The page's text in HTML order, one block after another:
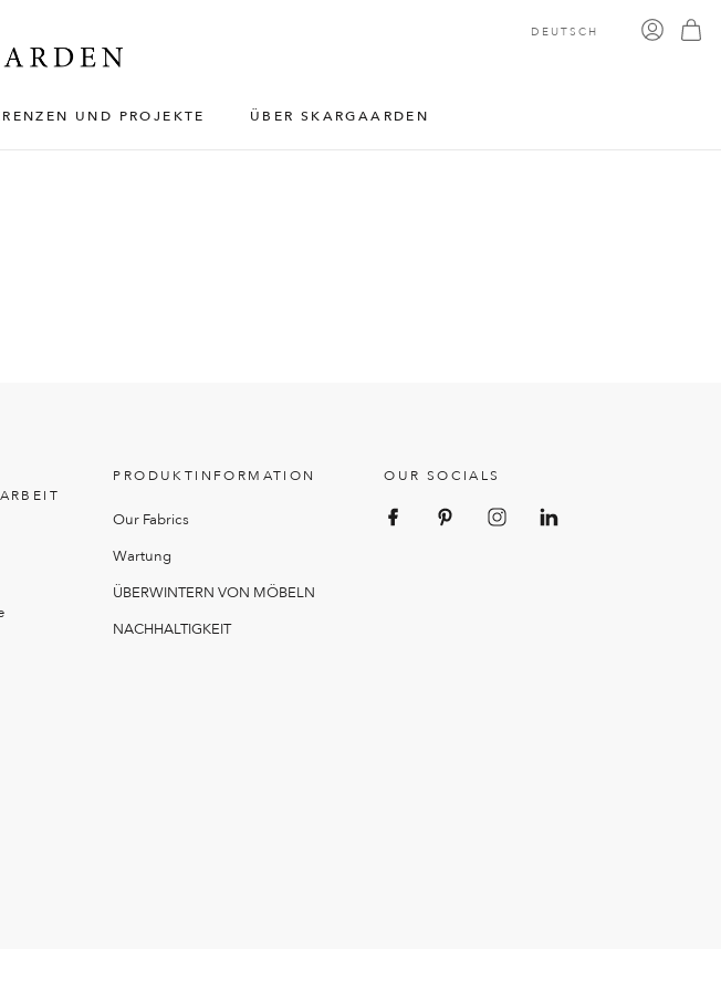
UND PROJEKTE ÜBER SKARGAARDEN
DEUTSCH
PRODUKTINFORMATION
Our Fabrics
Wartung
ÜBERWINTERN VON MÖBELN
NACHHALTIGKEIT
OUR SOCIALS